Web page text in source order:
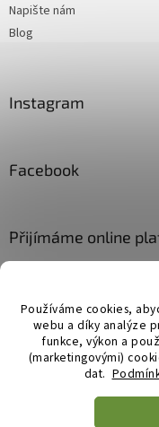
Používáme cookies,
webu a díky analýze
funkce, výkon a
(marketingovými)
dat.
Napište nám
Blog
Instagram
Facebook
Přijímáme online
JL